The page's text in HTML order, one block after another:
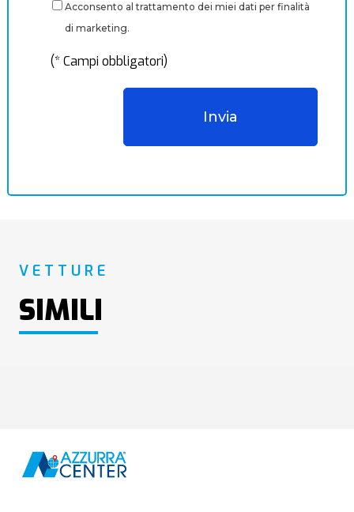
Acconsento al trattamento dei miei dati per finalità
di marketing.
(* Campi obbligatori)
VETTURE
SIMILI